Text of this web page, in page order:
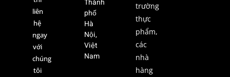
liên
hệ
ngay
với
chúng
tôi
Thành
phố
Hà
Nội,
Việt
Nam
trường
thực
phẩm,
các
nhà
hàng